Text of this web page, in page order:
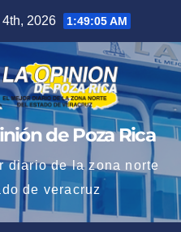
4th, 2026 1:49:06 AM
de Poza Rica
diario de la zona norte
de veracruz